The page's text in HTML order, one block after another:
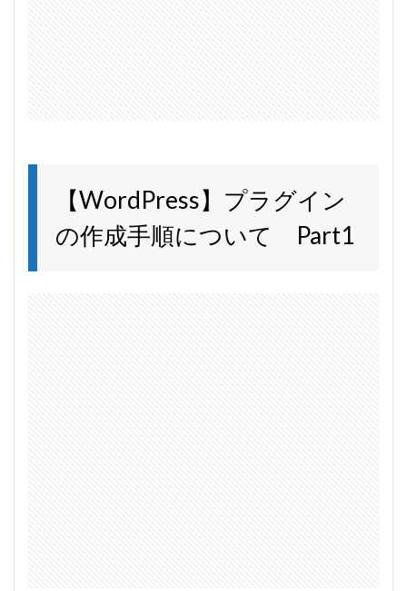
【WordPress】プラグイン
の作成手順について Part1